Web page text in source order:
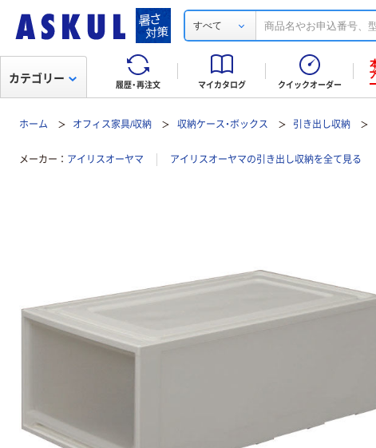
すべて
履歴・再注文 マイカタログ クイックオーダー
カテゴリー
ホーム オフィス家具/収納 収納ケース・ボックス 引き出し収納
メーカー アイリスオーヤマ アイリスオーヤマの引き出し収納を全て見る